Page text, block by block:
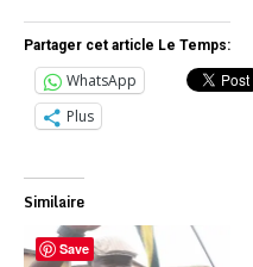
Partager cet article Le Temps:
WhatsApp
Plus
Similaire
Save